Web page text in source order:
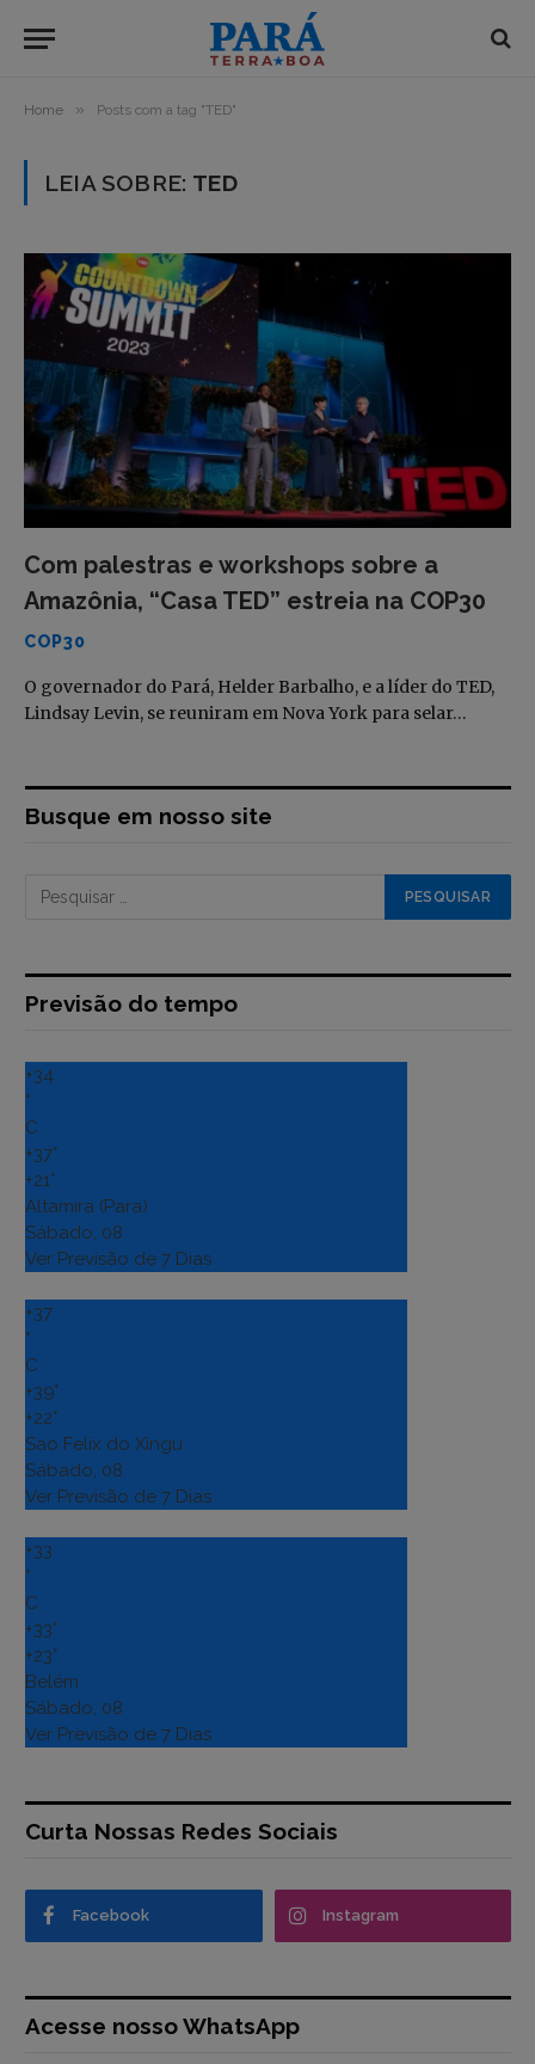
Home » Posts com a tag "TED"
LEIA SOBRE: TED
Com palestras e workshops sobre a
Amazônia, “Casa TED” estreia na COP30
COP30
O governador do Pará, Helder Barbalho, e a líder do TED,
Lindsay Levin, se reuniram em Nova York para selar…
Busque em nosso site
Previsão do tempo
+34
°
C
+37°
+21°
Altamira (Para)
Sábado, 08
Ver Previsão de 7 Dias
+37
°
C
+39°
+22°
Sao Felix do Xingu
Sábado, 08
Ver Previsão de 7 Dias
+33
°
C
+33°
+23°
Belém
Sábado, 08
Ver Previsão de 7 Dias
Curta Nossas Redes Sociais
Facebook Instagram
Acesse nosso WhatsApp